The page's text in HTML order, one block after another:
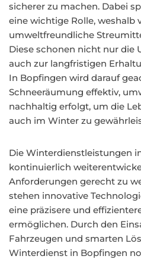
sicherer zu machen. Dabei
eine wichtige Rolle, weshalb
umweltfreundliche
Diese schonen nicht nur die
auch zur langfristigen
In Bopfingen wird darauf
Schneeräumung effektiv,
nachhaltig erfolgt, um die
auch im Winter zu
Die Winterdienstleistungen
kontinuierlich
Anforderungen gerecht zu
stehen innovative
eine präzisere und
ermöglichen. Durch den
Fahrzeugen und smarten
Winterdienst in Bopfingen